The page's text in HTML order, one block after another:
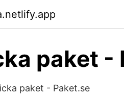
paket -
paket - Paket.se